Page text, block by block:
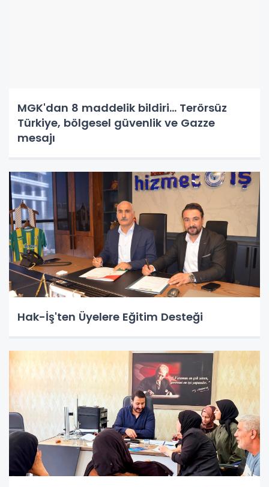
MGK'dan 8 maddelik bildiri... Terörsüz
Türkiye, bölgesel güvenlik ve Gazze
mesajı
Hak-İş'ten Üyelere Eğitim Desteği